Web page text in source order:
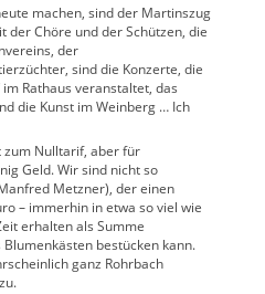
machen, sind der Martinszug
der Chöre und der Schützen, die
der
sind die Konzerte, die
Rathaus veranstaltet, das
die Kunst im Weinberg … Ich
zum Nulltarif, aber für
Geld. Wir sind nicht so
Metzner), der einen
– immerhin in etwa so viel wie
erhalten als Summe
bestücken kann.
ganz Rohrbach